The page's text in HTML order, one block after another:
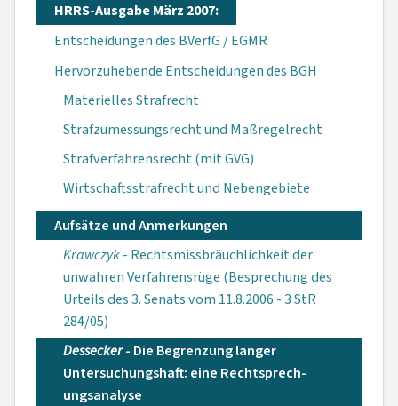
HRRS-Ausgabe März 2007:
Entscheidungen des BVerfG / EGMR
Hervorzuhebende Entscheidungen des BGH
Materielles Strafrecht
Strafzumessungsrecht und Maßregelrecht
Strafverfahrensrecht (mit GVG)
Wirtschaftsstrafrecht und Nebengebiete
Aufsätze und Anmerkungen
Krawczyk- Rechts­missbräuchlichkeit der
unwahren Verfahrensrüge (Besprechung des
Urteils des 3. Senats vom 11.8.2006 - 3 StR
284/05)
Dessecker- Die Begrenzung langer
Untersuchungshaft: eine Rechtsprech­
ungsanalyse